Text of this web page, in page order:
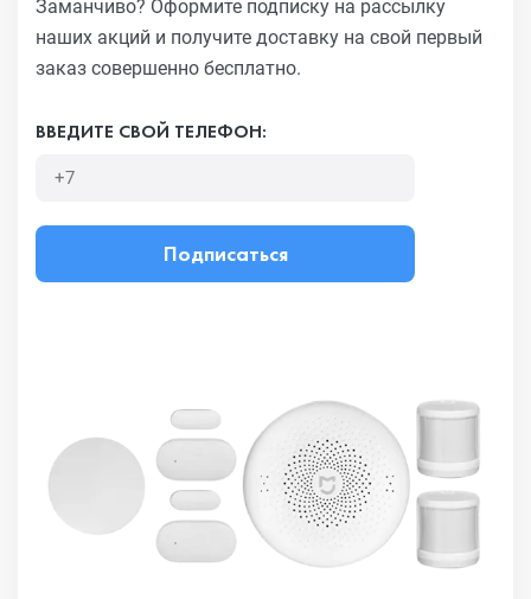
Заманчиво? Оформите подписку на рассылку
наших акций и получите доставку на свой первый
заказ совершенно бесплатно.
ВВЕДИТЕ СВОЙ ТЕЛЕФОН:
Подписаться